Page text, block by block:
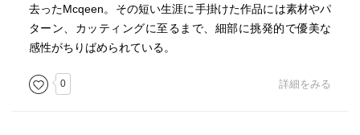
去ったMcqeen。その短い生涯に手掛けた作品には素材やパ
ターン、カッティングに至るまで、細部に挑発的で優美な
感性がちりばめられている。
0 詳細をみる